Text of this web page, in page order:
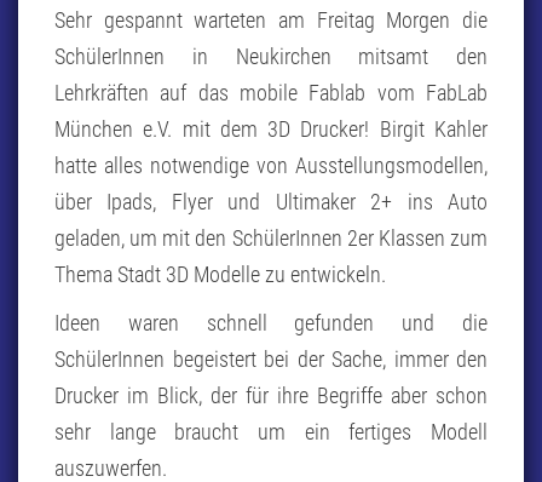
Sehr gespannt warteten am Freitag Morgen die
SchülerInnen in Neukirchen mitsamt den
Lehrkräften auf das mobile Fablab vom FabLab
München e.V. mit dem 3D Drucker! Birgit Kahler
hatte alles notwendige von Ausstellungsmodellen,
über Ipads, Flyer und Ultimaker 2+ ins Auto
geladen, um mit den SchülerInnen 2er Klassen zum
Thema Stadt 3D Modelle zu entwickeln.
Ideen waren schnell gefunden und die
SchülerInnen begeistert bei der Sache, immer den
Drucker im Blick, der für ihre Begriffe aber schon
sehr lange braucht um ein fertiges Modell
auszuwerfen.